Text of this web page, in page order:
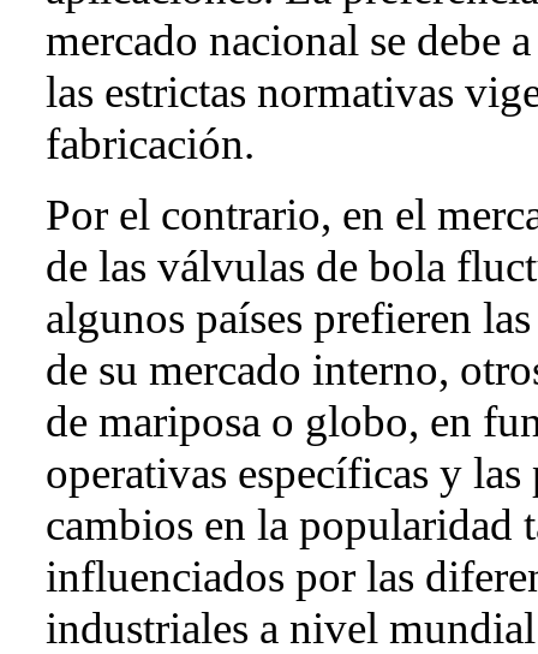
mercado nacional se debe
las estrictas normativas
fabricación.
Por el contrario, en el
de las válvulas de bola
algunos países prefieren
de su mercado interno,
de mariposa o globo, en
operativas específicas y
cambios en la popularidad
influenciados por las
industriales a nivel